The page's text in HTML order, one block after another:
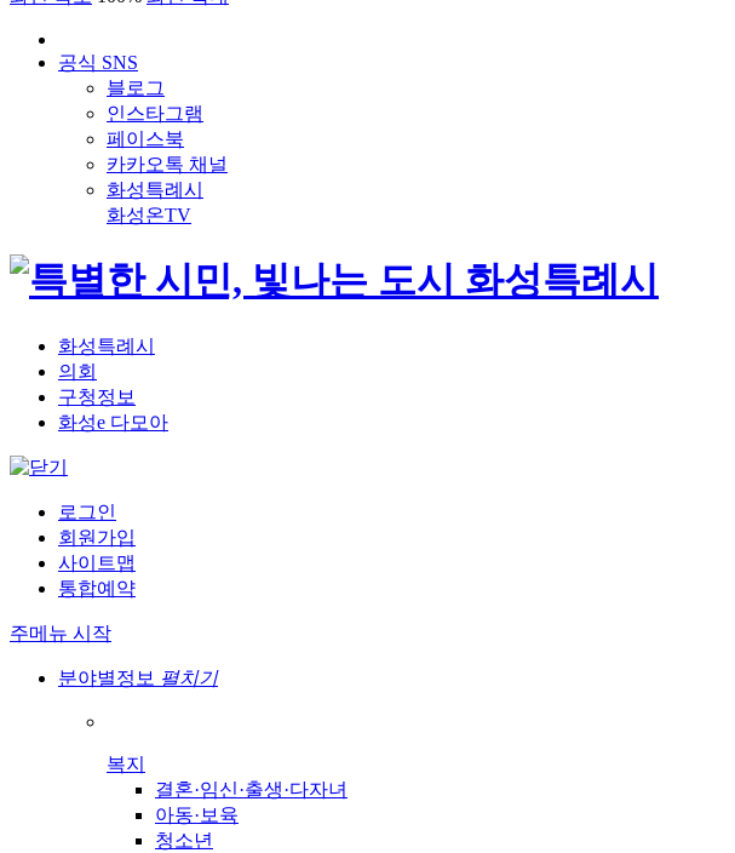
공식 SNS
블로그
인스타그램
페이스북
카카오톡 채널
화성특례시
화성온TV
화성특례시
의회
구청정보
화성e 다모아
로그인
회원가입
사이트맵
통합예약
주메뉴 시작
분야별정보 펼치기
복지
결혼·임신·출생·다자녀
아동·보육
청소년